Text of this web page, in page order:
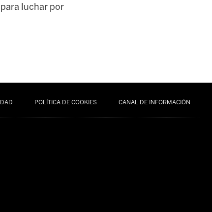
luchar por
POLÍTICA DE COOKIES CANAL DE INFORMACIÓN